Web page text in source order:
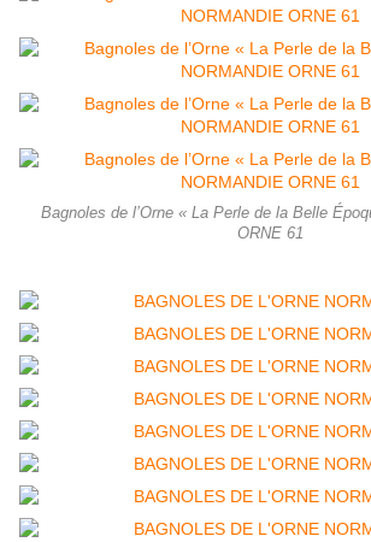
Bagnoles de l’Orne « La Perle de la Belle
ORNE 61